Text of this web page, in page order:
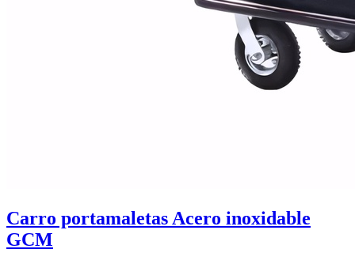
Carro portamaletas Acero inoxidable
GCM